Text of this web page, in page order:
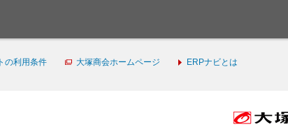
の利用条件 大塚商会ホームページ ERPナビとは